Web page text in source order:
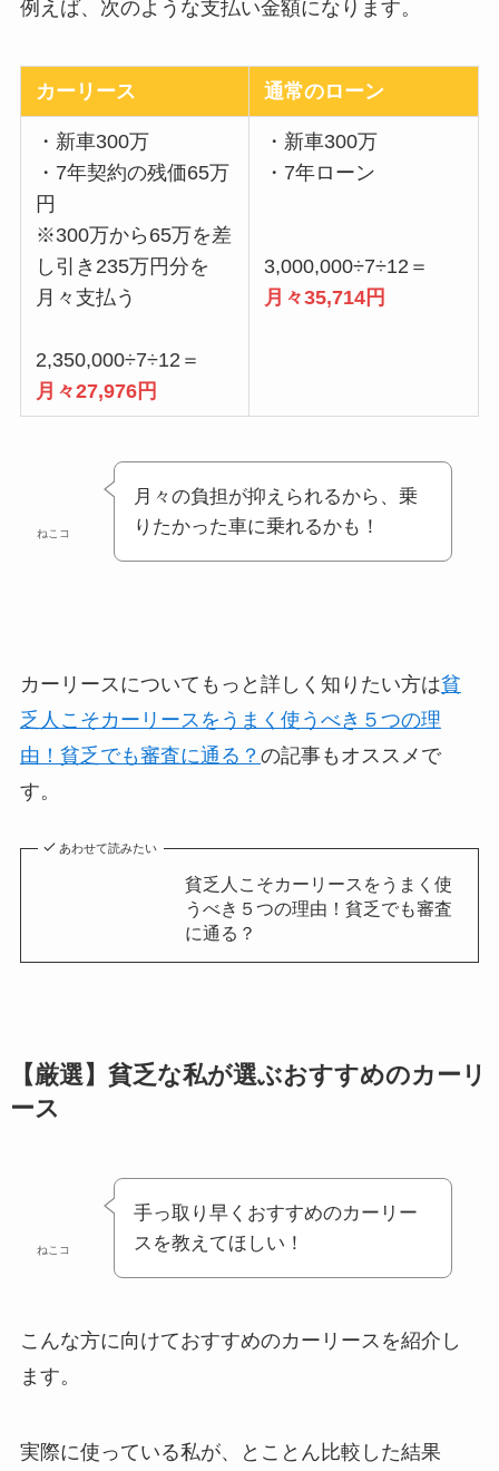
例えば、次のような支払い金額になります。
カーリース 通常のローン
・新車300万
・7年契約の残価65万
円
※300万から65万を差
し引き235万円分を
月々支払う
2,350,000÷7÷12＝
月々27,976円
・新車300万
・7年ローン
3,000,000÷7÷12＝
月々35,714円
ねこコ
月々の負担が抑えられるから、乗
りたかった車に乗れるかも！
カーリースについてもっと詳しく知りたい方は貧
乏人こそカーリースをうまく使うべき５つの理
由！貧乏でも審査に通る？ の記事もオススメで
す。
あわせて読みたい
貧乏人こそカーリースをうまく使
うべき５つの理由！貧乏でも審査
に通る？
【厳選】貧乏な私が選ぶおすすめのカーリ
ース
ねこコ
手っ取り早くおすすめのカーリー
スを教えてほしい！
こんな方に向けておすすめのカーリースを紹介し
ます。
実際に使っている私が、とことん比較した結果